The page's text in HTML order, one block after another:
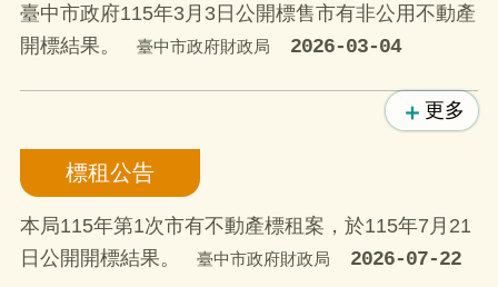
臺中市政府115年3月3日公開標售市有非公用不動產
開標結果。
臺中市政府財政局 2026-03-04
更多
標租公告
本局115年第1次市有不動產標租案，於115年7月21
日公開開標結果。
臺中市政府財政局 2026-07-22